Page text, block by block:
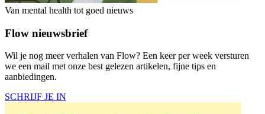
Van mental health tot goed nieuws
Flow nieuwsbrief
Wil je nog meer verhalen van Flow? Een keer per week versturen
we een mail met onze best gelezen artikelen, fijne tips en
aanbiedingen.
SCHRIJF JE IN